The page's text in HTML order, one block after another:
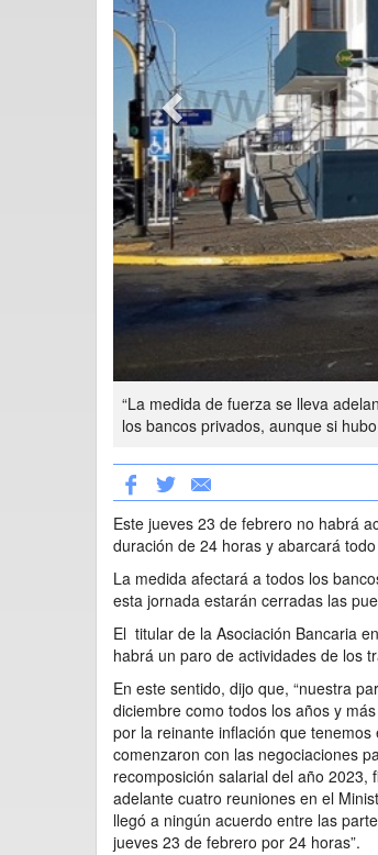
“La medida de fuerza se lleva
los bancos privados, aunque si
Este jueves 23 de febrero no habrá
duración de 24 horas y abarcará
La medida afectará a todos los
esta jornada estarán cerradas las
El titular de la Asociación Bancaria
habrá un paro de actividades de los
En este sentido, dijo que, “nuestra
diciembre como todos los años y
por la reinante inflación que
comenzaron con las negociaciones
recomposición salarial del año
adelante cuatro reuniones en el
llegó a ningún acuerdo entre las
jueves 23 de febrero por 24 horas”.